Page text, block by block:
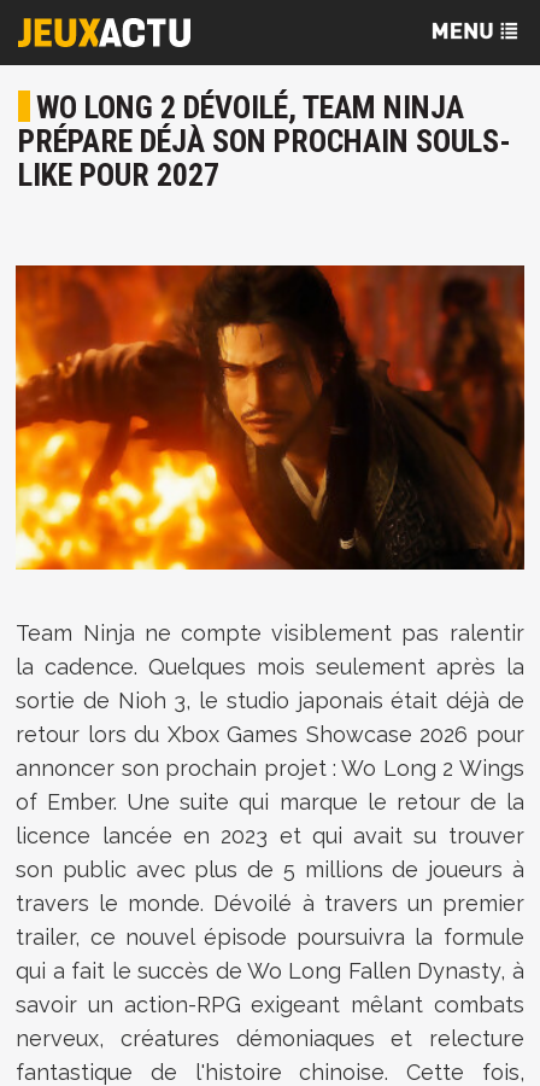
WO LONG 2 DÉVOILÉ, TEAM NINJA
PRÉPARE DÉJÀ SON PROCHAIN SOULS-
LIKE POUR 2027
Team Ninja ne compte visiblement pas ralentir
la cadence. Quelques mois seulement après la
sortie de Nioh 3, le studio japonais était déjà de
retour lors du Xbox Games Showcase 2026 pour
annoncer son prochain projet : Wo Long 2 Wings
of Ember. Une suite qui marque le retour de la
licence lancée en 2023 et qui avait su trouver
son public avec plus de 5 millions de joueurs à
travers le monde. Dévoilé à travers un premier
trailer, ce nouvel épisode poursuivra la formule
qui a fait le succès de Wo Long Fallen Dynasty, à
savoir un action-RPG exigeant mêlant combats
nerveux, créatures démoniaques et relecture
fantastique de l'histoire chinoise. Cette fois,